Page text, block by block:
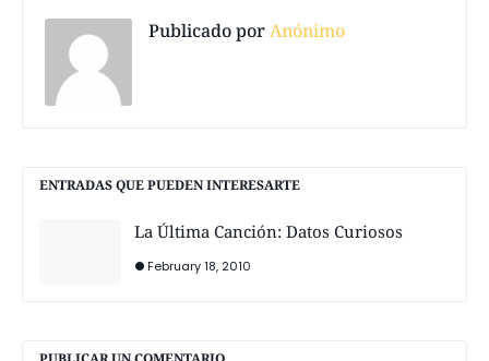
Publicado porAnónimo
ENTRADAS QUE PUEDEN INTERESARTE
La Última Canción: Datos Curiosos
February 18, 2010